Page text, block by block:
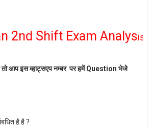
Shift Exam Analysis4 :45
तो आप इस व्हाट्सएप नम्बर पर हमें Question भेजे
है है ?